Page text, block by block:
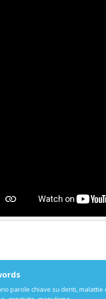
parole chiave su denti, malattie